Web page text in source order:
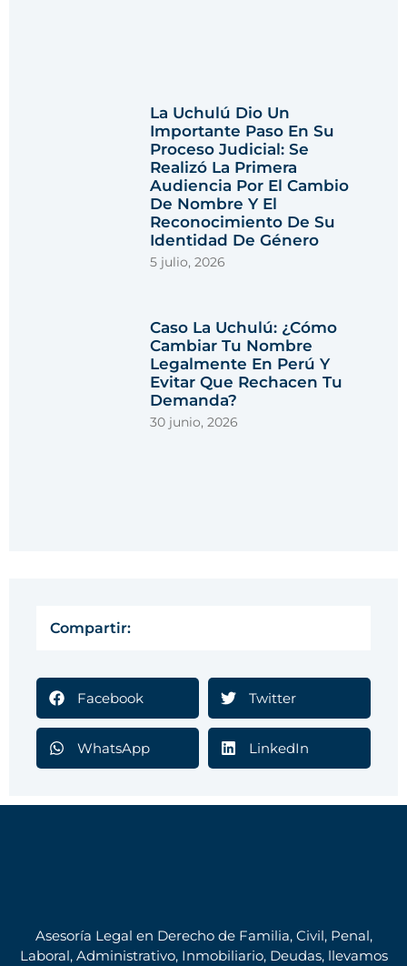
La Uchulú Dio Un
Importante Paso En Su
Proceso Judicial: Se
Realizó La Primera
Audiencia Por El Cambio
De Nombre Y El
Reconocimiento De Su
Identidad De Género
5 julio, 2026
Caso La Uchulú: ¿cómo
Cambiar Tu Nombre
Legalmente En Perú Y
Evitar Que Rechacen Tu
Demanda?
30 junio, 2026
Compartir:
Facebook Twitter
WhatsApp LinkedIn
Asesoría Legal en Derecho de Familia, Civil, Penal,
Laboral, Administrativo, Inmobiliario, Deudas, llevamos